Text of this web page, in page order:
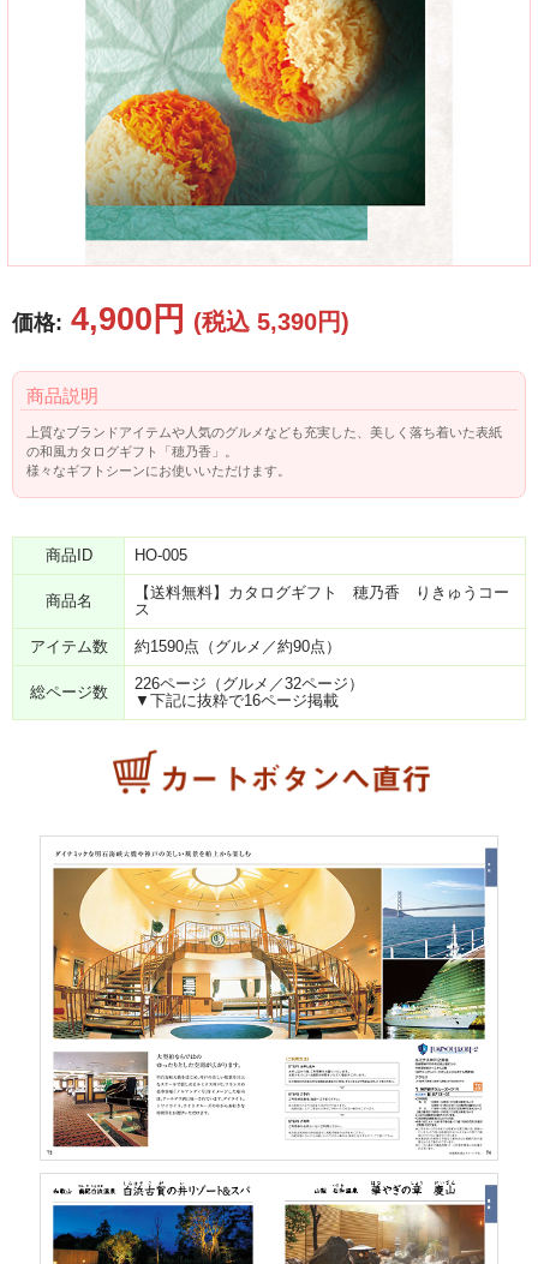
価格: 4,900円 (税込 5,390円)
商品説明
上質なブランドアイテムや人気のグルメなども充実した、美しく落ち着いた表紙
の和風カタログギフト「穂乃香」。
様々なギフトシーンにお使いいただけます。
商品ID HO-005
商品名
【送料無料】カタログギフト 穂乃香 りきゅうコー
ス
アイテム数 約1590点（グルメ／約90点）
総ページ数
226ページ（グルメ／32ページ）
▼下記に抜粋で16ページ掲載